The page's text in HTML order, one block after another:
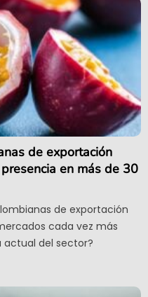
de exportación
en más de 30
de exportación
cada vez más
actual del sector?